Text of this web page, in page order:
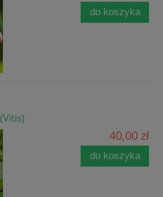
do koszyka
40,00 zł
do koszyka